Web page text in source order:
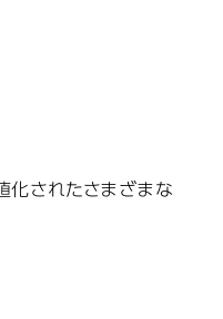
化されたさまざまな